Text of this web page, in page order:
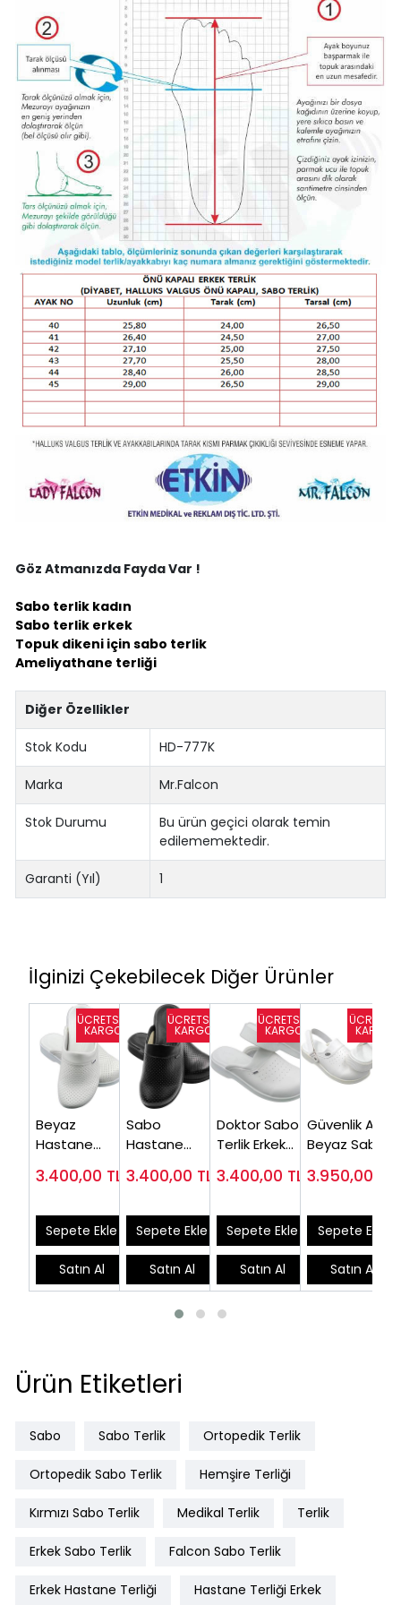
Göz Atmanızda Fayda Var !
Sabo terlik kadın
Sabo terlik erkek
Topuk dikeni için sabo terlik
Ameliyathane terliği
Diğer Özellikler
Stok Kodu HD-777K
Marka Mr.Falcon
Stok Durumu
Bu ürün geçici olarak temin
edilememektedir.
Garanti (Yıl) 1
İlginizi Çekebilecek Diğer Ürünler
Beyaz
Hastane
HD666B (Çok
3.400,00 TL
Sepete Ekle
Satın Al
Sabo
Hastane
Siyah HD666S
3.400,00 TL
Sepete Ekle
Satın Al
Doktor Sabo
Terlik Erkek
3.400,00 TL
Sepete Ekle
Satın Al
Güvenlik Atkılı
Beyaz Sabo
Modeli
3.950,00
Sepete Ekle
Satın Al
Ürün Etiketleri
Sabo Sabo Terlik Ortopedik Terlik
Ortopedik Sabo Terlik Hemşire Terliği
Kırmızı Sabo Terlik Medikal Terlik Terlik
Erkek Sabo Terlik Falcon Sabo Terlik
Erkek Hastane Terliği Hastane Terliği Erkek